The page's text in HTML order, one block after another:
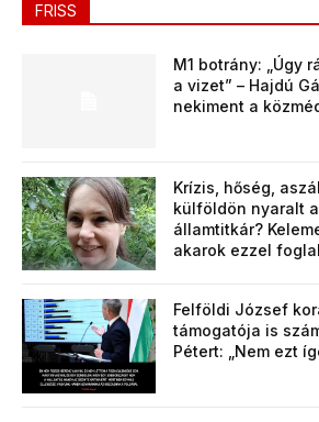
FRISS
M1 botrány: „Úgy
a vizet” – Hajdú
nekiment a
Krízis, hőség,
külföldön nyaralt
államtitkár?
akarok ezzel
Felföldi József
támogatója is
Pétert: „Nem ezt